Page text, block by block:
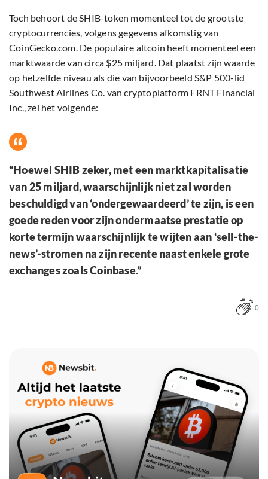
Toch behoort de SHIB-token momenteel tot de grootste
cryptocurrencies, volgens gegevens afkomstig van
CoinGecko.com. De populaire altcoin heeft momenteel een
marktwaarde van circa $25 miljard. Dat plaatst zijn waarde
op hetzelfde niveau als die van bijvoorbeeld S&P 500-lid
Southwest Airlines Co. van cryptoplatform FRNT Financial
Inc., zei het volgende:
“Hoewel SHIB zeker, met een marktkapitalisatie
van 25 miljard, waarschijnlijk niet zal worden
beschuldigd van ‘ondergewaardeerd’ te zijn, is een
goede reden voor zijn ondermaatse prestatie op
korte termijn waarschijnlijk te wijten aan ‘sell-the-
news’-stromen na zijn recente naast enkele grote
exchanges zoals Coinbase.”
0